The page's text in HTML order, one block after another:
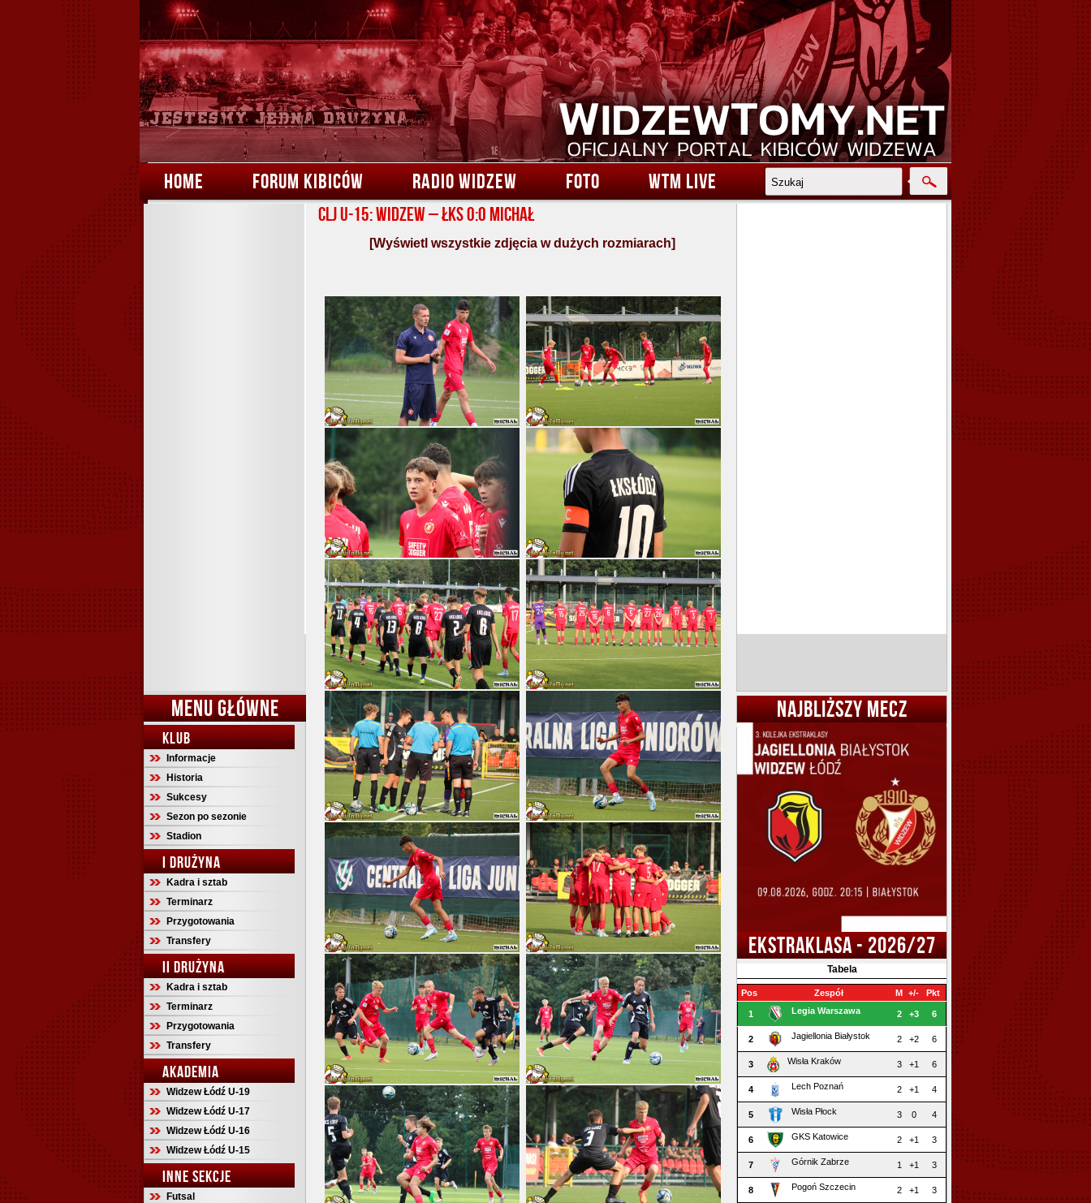
HOME FORUM KIBICÓW RADIO WIDZEW FOTO WTM LIVE
MENU GŁÓWNE
KLUB
Informacje
Historia
Sukcesy
Sezon po sezonie
Stadion
I DRUŻYNA
Kadra i sztab
Terminarz
Przygotowania
Transfery
II DRUŻYNA
Kadra i sztab
Terminarz
Przygotowania
Transfery
AKADEMIA
Widzew Łódź U-19
Widzew Łódź U-17
Widzew Łódź U-16
Widzew Łódź U-15
INNE SEKCJE
Futsal
CLJ U-15: Widzew – ŁKS 0:0 Michał
[Wyświetl wszystkie zdjęcia w dużych rozmiarach]
NAJBLIŻSZY MECZ
EKSTRAKLASA - 2026/27
Tabela
Pos Zespół M +/- Pkt
1 Legia Warszawa 2 +3 6
2 Jagiellonia Białystok 2 +2 6
3 Wisła Kraków 3 +1 6
4 Lech Poznań 2 +1 4
5 Wisła Płock 3 0 4
6 GKS Katowice 2 +1 3
7 Górnik Zabrze 1 +1 3
8 Pogoń Szczecin 2 +1 3